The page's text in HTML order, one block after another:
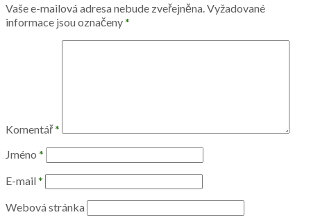
Vaše e-mailová adresa nebude zveřejněna.Vyžadované
informace jsou označeny*
Komentář*
Jméno *
E-mail *
Webová stránka